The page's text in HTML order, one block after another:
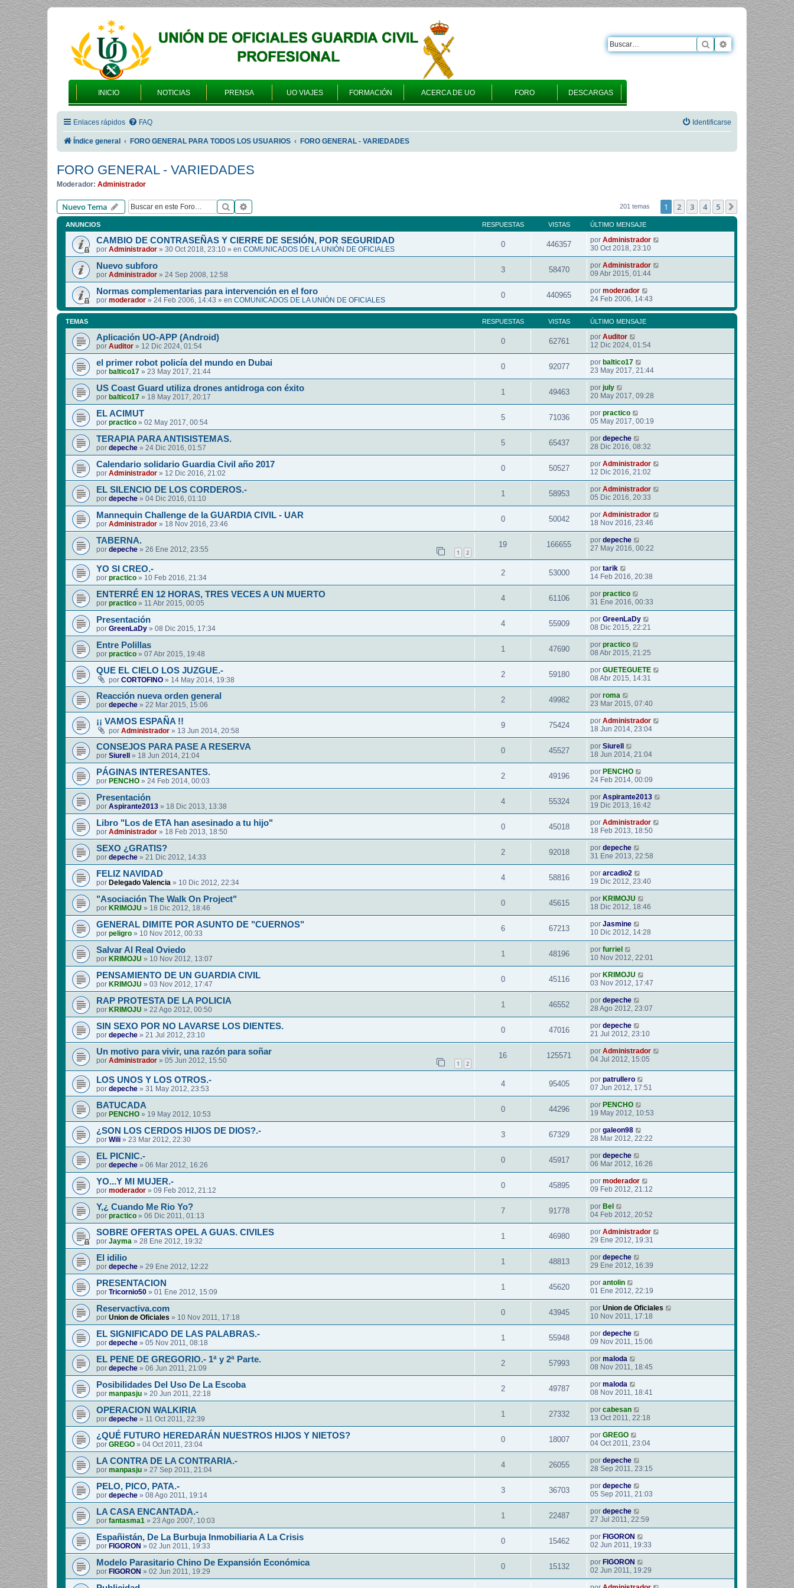
INICIO NOTICIAS PRENSA UO VIAJES FORMACIÓN ACERCA DE UO FORO DESCARGAS
Buscar Búsqueda
Enlaces rápidos FAQ Identificarse
Índice general FORO GENERAL PARA TODOS LOS USUARIOS FORO GENERAL - VARIEDADES
FORO GENERAL - VARIEDADES
Moderador: Administrador
Nuevo Tema Buscar 201 temas 1 2 3 4 5 Siguiente
ANUNCIOS RESPUESTAS VISTAS ÚLTIMO MENSAJE
CAMBIO DE CONTRASEÑAS Y CIERRE DE SESIÓN, POR SEGURIDAD
por Administrador » 30 Oct 2018, 23:10 » en COMUNICADOS DE LA UNIÓN DE OFICIALES
0 446357 por Administrador
30 Oct 2018, 23:10
Nuevo subforo
por Administrador » 24 Sep 2008, 12:58
3 58470 por Administrador
09 Abr 2015, 01:44
Normas complementarias para intervención en el foro
por moderador » 24 Feb 2006, 14:43 » en COMUNICADOS DE LA UNIÓN DE OFICIALES
0 440965 por moderador
24 Feb 2006, 14:43
TEMAS RESPUESTAS VISTAS ÚLTIMO MENSAJE
Aplicación UO-APP (Android)
por Auditor » 12 Dic 2024, 01:54
0 62761 por Auditor
12 Dic 2024, 01:54
el primer robot policía del mundo en Dubai
por baltico17 » 23 May 2017, 21:44
0 92077 por baltico17
23 May 2017, 21:44
US Coast Guard utiliza drones antidroga con éxito
por baltico17 » 18 May 2017, 20:17
1 49463 por july
20 May 2017, 09:28
EL ACIMUT
por practico » 02 May 2017, 00:54
5 71036 por practico
05 May 2017, 00:19
TERAPIA PARA ANTISISTEMAS.
por depeche » 24 Dic 2016, 01:57
5 65437 por depeche
28 Dic 2016, 08:32
Calendario solidario Guardia Civil año 2017
por Administrador » 12 Dic 2016, 21:02
0 50527 por Administrador
12 Dic 2016, 21:02
EL SILENCIO DE LOS CORDEROS.-
por depeche » 04 Dic 2016, 01:10
1 58953 por Administrador
05 Dic 2016, 20:33
Mannequin Challenge de la GUARDIA CIVIL - UAR
por Administrador » 18 Nov 2016, 23:46
0 50042 por Administrador
18 Nov 2016, 23:46
TABERNA.
por depeche » 26 Ene 2012, 23:55 1 2
19 166655 por depeche
27 May 2016, 00:22
YO SI CREO.-
por practico » 10 Feb 2016, 21:34
2 53000 por tarik
14 Feb 2016, 20:38
ENTERRÉ EN 12 HORAS, TRES VECES A UN MUERTO
por practico » 11 Abr 2015, 00:05
4 61106 por practico
31 Ene 2016, 00:33
Presentación
por GreenLaDy » 08 Dic 2015, 17:34
4 55909 por GreenLaDy
08 Dic 2015, 22:21
Entre Polillas
por practico » 07 Abr 2015, 19:48
1 47690 por practico
08 Abr 2015, 21:25
QUE EL CIELO LOS JUZGUE.-
por CORTOFINO » 14 May 2014, 19:38
2 59180 por GUETEGUETE
08 Abr 2015, 14:31
Reacción nueva orden general
por depeche » 22 Mar 2015, 15:06
2 49982 por roma
23 Mar 2015, 07:40
¡¡ VAMOS ESPAÑA !!
por Administrador » 13 Jun 2014, 20:58
9 75424 por Administrador
18 Jun 2014, 23:04
CONSEJOS PARA PASE A RESERVA
por Siurell » 18 Jun 2014, 21:04
0 45527 por Siurell
18 Jun 2014, 21:04
PÁGINAS INTERESANTES.
por PENCHO » 24 Feb 2014, 00:03
2 49196 por PENCHO
24 Feb 2014, 00:09
Presentación
por Aspirante2013 » 18 Dic 2013, 13:38
4 55324 por Aspirante2013
19 Dic 2013, 16:42
Libro "Los de ETA han asesinado a tu hijo"
por Administrador » 18 Feb 2013, 18:50
0 45018 por Administrador
18 Feb 2013, 18:50
SEXO ¿GRATIS?
por depeche » 21 Dic 2012, 14:33
2 92018 por depeche
31 Ene 2013, 22:58
FELIZ NAVIDAD
por Delegado Valencia » 10 Dic 2012, 22:34
4 58816 por arcadio2
19 Dic 2012, 23:40
"Asociación The Walk On Project"
por KRIMOJU » 18 Dic 2012, 18:46
0 45615 por KRIMOJU
18 Dic 2012, 18:46
GENERAL DIMITE POR ASUNTO DE "CUERNOS"
por peligro » 10 Nov 2012, 00:33
6 67213 por Jasmine
10 Dic 2012, 14:28
Salvar Al Real Oviedo
por KRIMOJU » 10 Nov 2012, 13:07
1 48196 por furriel
10 Nov 2012, 22:01
PENSAMIENTO DE UN GUARDIA CIVIL
por KRIMOJU » 03 Nov 2012, 17:47
0 45116 por KRIMOJU
03 Nov 2012, 17:47
RAP PROTESTA DE LA POLICIA
por KRIMOJU » 22 Ago 2012, 00:50
1 46552 por depeche
28 Ago 2012, 23:07
SIN SEXO POR NO LAVARSE LOS DIENTES.
por depeche » 21 Jul 2012, 23:10
0 47016 por depeche
21 Jul 2012, 23:10
Un motivo para vivir, una razón para soñar
por Administrador » 05 Jun 2012, 15:50 1 2
16 125571 por Administrador
04 Jul 2012, 15:05
LOS UNOS Y LOS OTROS.-
por depeche » 31 May 2012, 23:53
4 95405 por patrullero
07 Jun 2012, 17:51
BATUCADA
por PENCHO » 19 May 2012, 10:53
0 44296 por PENCHO
19 May 2012, 10:53
¿SON LOS CERDOS HIJOS DE DIOS?.-
por Wili » 23 Mar 2012, 22:30
3 67329 por galeon98
28 Mar 2012, 22:22
EL PICNIC.-
por depeche » 06 Mar 2012, 16:26
0 45917 por depeche
06 Mar 2012, 16:26
YO...Y MI MUJER.-
por moderador » 09 Feb 2012, 21:12
0 45895 por moderador
09 Feb 2012, 21:12
Y,¿ Cuando Me Rio Yo?
por practico » 06 Dic 2011, 01:13
7 91778 por Bel
04 Feb 2012, 20:52
SOBRE OFERTAS OPEL A GUAS. CIVILES
por Jayma » 28 Ene 2012, 19:32
1 46980 por Administrador
29 Ene 2012, 19:31
El idilio
por depeche » 29 Ene 2012, 12:22
1 48813 por depeche
29 Ene 2012, 16:39
PRESENTACION
por Tricornio50 » 01 Ene 2012, 15:09
1 45620 por antolin
01 Ene 2012, 22:19
Reservactiva.com
por Union de Oficiales » 10 Nov 2011, 17:18
0 43945 por Union de Oficiales
10 Nov 2011, 17:18
EL SIGNIFICADO DE LAS PALABRAS.-
por depeche » 05 Nov 2011, 08:18
1 55948 por depeche
09 Nov 2011, 15:06
EL PENE DE GREGORIO.- 1ª y 2ª Parte.
por depeche » 06 Jun 2011, 21:09
2 57993 por maloda
08 Nov 2011, 18:45
Posibilidades Del Uso De La Escoba
por manpasju » 20 Jun 2011, 22:18
2 49787 por maloda
08 Nov 2011, 18:41
OPERACION WALKIRIA
por depeche » 11 Oct 2011, 22:39
1 27332 por cabesan
13 Oct 2011, 22:18
¿QUÉ FUTURO HEREDARÁN NUESTROS HIJOS Y NIETOS?
por GREGO » 04 Oct 2011, 23:04
0 18007 por GREGO
04 Oct 2011, 23:04
LA CONTRA DE LA CONTRARIA.-
por manpasju » 27 Sep 2011, 21:04
4 26055 por depeche
28 Sep 2011, 23:15
PELO, PICO, PATA.-
por depeche » 08 Ago 2011, 19:14
3 36703 por depeche
05 Sep 2011, 21:03
LA CASA ENCANTADA.-
por fantasma1 » 23 Ago 2007, 10:03
1 22487 por depeche
27 Jul 2011, 22:59
Españistán, De La Burbuja Inmobiliaria A La Crisis
por FIGORON » 02 Jun 2011, 19:33
0 15462 por FIGORON
02 Jun 2011, 19:33
Modelo Parasitario Chino De Expansión Económica
por FIGORON » 02 Jun 2011, 19:29
0 15132 por FIGORON
02 Jun 2011, 19:29